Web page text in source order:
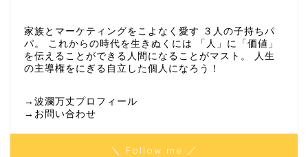
家族とマーケティングをこよなく愛す ３人の子持ちパ
パ。 これからの時代を生きぬくには 「人」に「価値」
を伝えることができる人間になることがマスト。 人生
の主導権をにぎる自立した個人になろう！
→波瀾万丈プロフィール
→お問い合わせ
＼ Follow me ／